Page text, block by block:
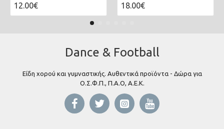
12.00€ 18.00€
Dance & Football
Είδη χορού και γυμναστικής. Αυθεντικά προϊόντα - Δώρα για
Ο.Σ.Φ.Π., Π.Α.Ο, Α.Ε.Κ.